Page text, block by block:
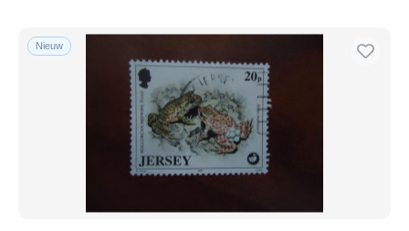
Nieuw